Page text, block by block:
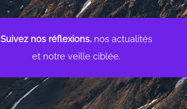
Suivez nos réflexions, nos actualités
et notre veille ciblée.